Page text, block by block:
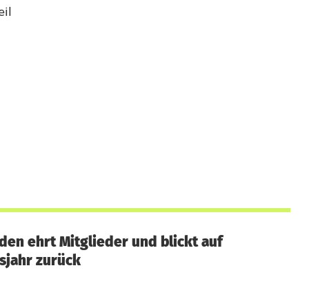
ehrt Mitglieder und blickt auf
zurück